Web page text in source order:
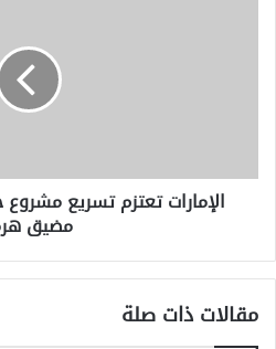
مضيق
هرمزالإمارات تعتزم تسريع مشروع
مضيق
مقالات ذات صلة